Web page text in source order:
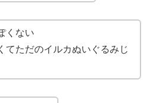
くない
てただのイルカぬいぐるみじ